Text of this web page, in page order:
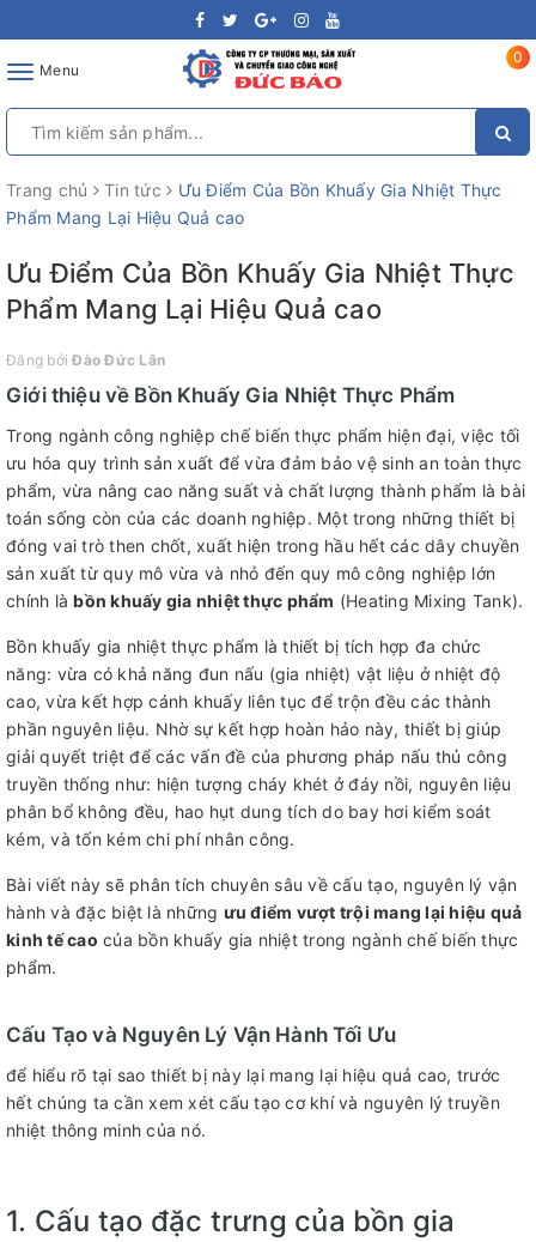
ToggleMenu
0
Trang chủ Tin tức
Ưu Điểm Của Bồn Khuấy Gia Nhiệt Thực
Phẩm Mang Lại Hiệu Quả cao
Ưu Điểm Của Bồn Khuấy Gia Nhiệt Thực
Phẩm Mang Lại Hiệu Quả cao
Đăng bởiĐào Đức Lân
Giới thiệu về Bồn Khuấy Gia Nhiệt Thực Phẩm
Trong ngành công nghiệp chế biến thực phẩm hiện đại, việc tối
ưu hóa quy trình sản xuất để vừa đảm bảo vệ sinh an toàn thực
phẩm, vừa nâng cao năng suất và chất lượng thành phẩm là bài
toán sống còn của các doanh nghiệp. Một trong những thiết bị
đóng vai trò then chốt, xuất hiện trong hầu hết các dây chuyền
sản xuất từ quy mô vừa và nhỏ đến quy mô công nghiệp lớn
chính làbồn khuấy gia nhiệt thực phẩm (Heating Mixing Tank).
Bồn khuấy gia nhiệt thực phẩm là thiết bị tích hợp đa chức
năng: vừa có khả năng đun nấu (gia nhiệt) vật liệu ở nhiệt độ
cao, vừa kết hợp cánh khuấy liên tục để trộn đều các thành
phần nguyên liệu. Nhờ sự kết hợp hoàn hảo này, thiết bị giúp
giải quyết triệt để các vấn đề của phương pháp nấu thủ công
truyền thống như: hiện tượng cháy khét ở đáy nồi, nguyên liệu
phân bổ không đều, hao hụt dung tích do bay hơi kiểm soát
kém, và tốn kém chi phí nhân công.
Bài viết này sẽ phân tích chuyên sâu về cấu tạo, nguyên lý vận
hành và đặc biệt là những ưu điểm vượt trội mang lại hiệu quả
kinh tế cao của bồn khuấy gia nhiệt trong ngành chế biến thực
phẩm.
Cấu Tạo và Nguyên Lý Vận Hành Tối Ưu
để hiểu rõ tại sao thiết bị này lại mang lại hiệu quả cao, trước
hết chúng ta cần xem xét cấu tạo cơ khí và nguyên lý truyền
nhiệt thông minh của nó.
1. Cấu tạo đặc trưng của bồn gia